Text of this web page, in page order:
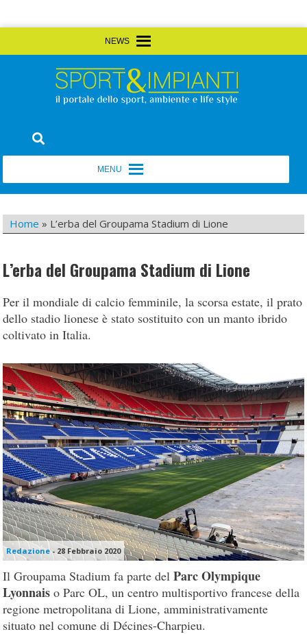
to
Sport&Impianti
Home » L’erba del Groupama Stadium di Lione
L’erba del Groupama Stadium di Lione
Per il mondiale di calcio femminile, la scorsa estate, il prato
dello stadio lionese è stato sostituito con un manto ibrido
coltivato in Italia.
Redazione- 28 Febbraio 2020
Il Groupama Stadium fa parte delParc Olympique
Lyonnais o Parc OL, un centro multisportivo francese della
regione metropolitana di Lione, amministrativamente
situato nel comune di Décines-Charpieu.